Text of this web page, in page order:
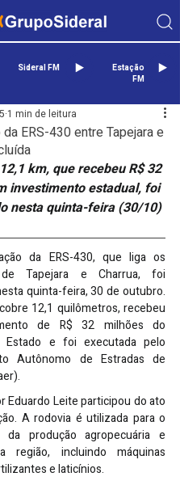
Sideral FM
Estação
FM
ERS-430 entre Tapejara e
1 min de leitura
km, que recebeu R$ 32
investimento estadual, foi
nesta quinta-feira (30/10)
da ERS-430, que liga os
de Tapejara e Charrua, foi
quinta-feira, 30 de outubro.
12,1 quilômetros, recebeu
de R$ 32 milhões do
Estado e foi executada pelo
Autônomo de Estradas de
Eduardo Leite participou do ato
A rodovia é utilizada para o
da produção agropecuária e
região, incluindo máquinas
e laticínios.